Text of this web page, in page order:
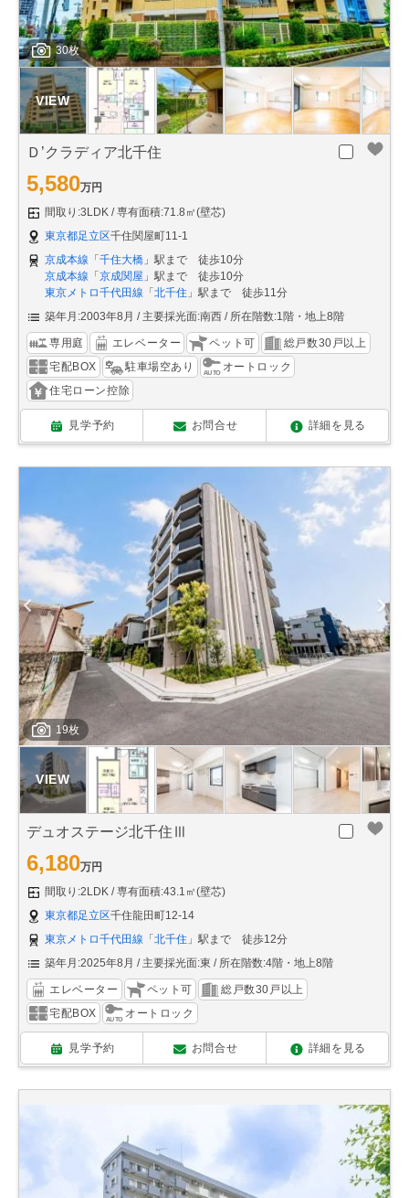
30枚
Ｄ’クラディア北千住
5,580万円
間取り:3LDK
専有面積:71.8㎡(壁芯)
東京都足立区千住関屋町11-1
京成本線 「 千住大橋 」駅まで 徒歩10分
京成本線 「 京成関屋 」駅まで 徒歩10分
東京メトロ千代田線 「 北千住 」駅まで 徒歩11分
築年月:2003年8月
主要採光面:南西 所在階数:1階・地上8階
専用庭 エレベーター ペット可
総戸数30戸以上
宅配BOX
駐車場空あり
オートロック
住宅ローン控除
見学予約 お問合せ 詳細を見る
19枚
デュオステージ北千住Ⅲ
6,180万円
間取り:2LDK
専有面積:43.1㎡(壁芯)
東京都足立区千住龍田町12-14
東京メトロ千代田線 「北千住 」駅まで 徒歩12分
築年月:2025年8月
主要採光面:東 所在階数:4階・地上8階
エレベーター ペット可
総戸数30戸以上
宅配BOX
オートロック
見学予約 お問合せ 詳細を見る